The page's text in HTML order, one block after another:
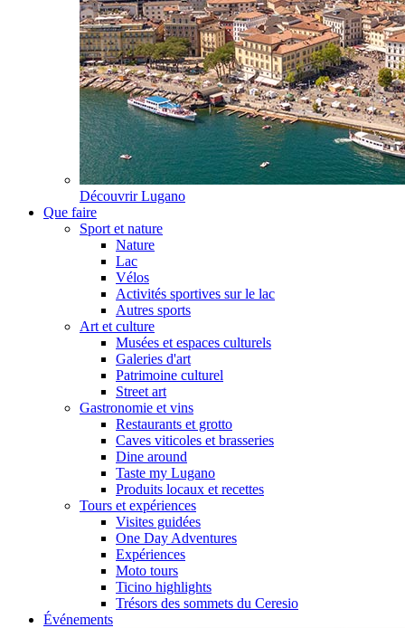
Découvrir Lugano
Que faire
Sport et nature
Nature
Lac
Vélos
Activités sportives sur le lac
Autres sports
Art et culture
Musées et espaces culturels
Galeries d'art
Patrimoine culturel
Street art
Gastronomie et vins
Restaurants et grotto
Caves viticoles et brasseries
Dine around
Taste my Lugano
Produits locaux et recettes
Tours et expériences
Visites guidées
One Day Adventures
Expériences
Moto tours
Ticino highlights
Trésors des sommets du Ceresio
Événements